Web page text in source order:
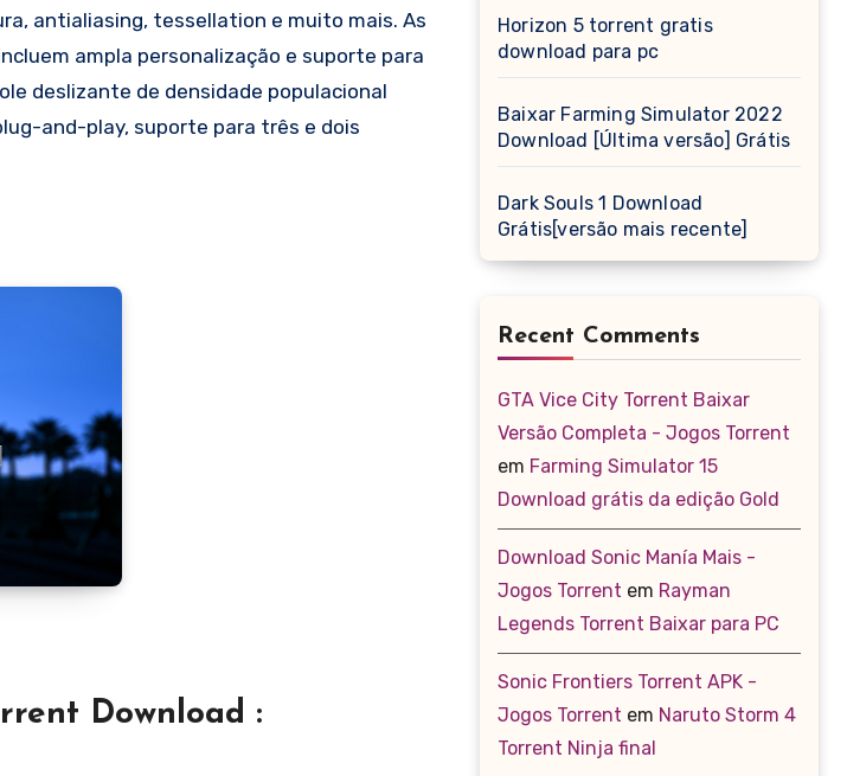
antialiasing, tessellation e muito mais. As
ampla personalização e suporte para
deslizante de densidade populacional
and-play, suporte para três e dois
Download :
Horizon 5 torrent gratis
download para pc
Baixar Farming Simulator 2022
Download [Última versão] Grátis
Dark Souls 1 Download
Grátis[versão mais recente]
Recent Comments
GTA Vice City Torrent Baixar
Versão Completa - Jogos Torrent
em Farming Simulator 15
Download grátis da edição Gold
Download Sonic Manía Mais -
Jogos Torrent em Rayman
Legends Torrent Baixar para PC
Sonic Frontiers Torrent APK -
Jogos Torrent em Naruto Storm 4
Torrent Ninja final